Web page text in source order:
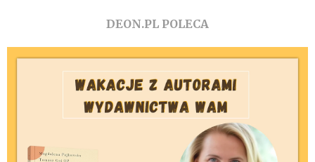
DEON.PL POLECA